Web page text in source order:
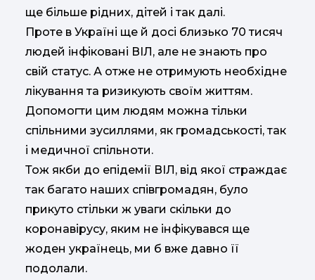
ще більше рідних, дітей і так далі.
Проте в Україні ще й досі близько 70 тисяч
людей інфіковані ВІЛ, але не знають про
свій статус. А отже не отримують необхідне
лікування та ризикують своїм життям.
Допомогти цим людям можна тільки
спільними зусиллями, як громадськості, так
і медичної спільноти.
Тож якби до епідемії ВІЛ, від якої страждає
так багато наших співгромадян, було
прикуто стільки ж уваги скільки до
коронавірусу, яким не інфікувався ще
жоден українець, ми б вже давно її
подолали.